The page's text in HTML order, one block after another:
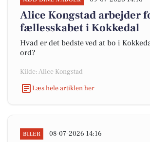
Alice Kongstad arbejder
fællesskabet i Kokkedal
Hvad er det bedste ved at bo i
ord?
Kilde: Alice Kongstad
Læs hele artiklen her
BILER 08-07-2026 14:16